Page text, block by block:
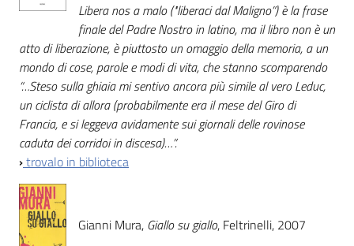
Libera nos a malo ("liberaci dal Maligno”) è la frase
finale del Padre Nostro in latino, ma il libro non è un
atto di liberazione, è piuttosto un omaggio della memoria, a un
mondo di cose, parole e modi di vita, che stanno scomparendo
“…Steso sulla ghiaia mi sentivo ancora più simile al vero Leduc,
un ciclista di allora (probabilmente era il mese del Giro di
Francia, e si leggeva avidamente sui giornali delle rovinose
caduta dei corridoi in discesa)…”.
›trovalo in biblioteca
Gianni Mura, Giallo su giallo, Feltrinelli, 2007